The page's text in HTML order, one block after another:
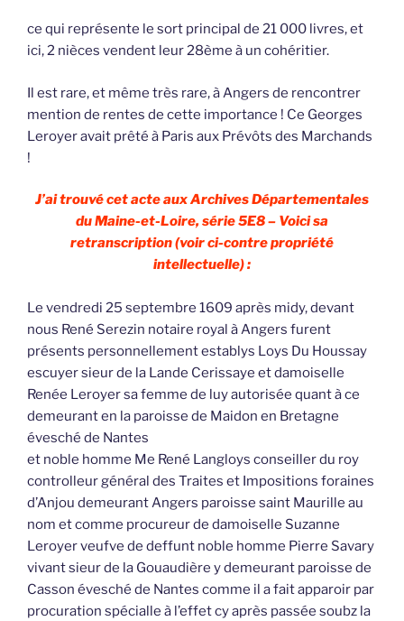
ce qui représente le sort principal de 21 000 livres, et
ici, 2 nièces vendent leur 28ème à un cohéritier.
Il est rare, et même très rare, à Angers de rencontrer
mention de rentes de cette importance ! Ce Georges
Leroyer avait prêté à Paris aux Prévôts des Marchands
!
J’ai trouvé cet acte aux Archives Départementales
du Maine-et-Loire, série 5E8 – Voici sa
retranscription (voir ci-contre propriété
intellectuelle) :
Le vendredi 25 septembre 1609 après midy, devant
nous René Serezin notaire royal à Angers furent
présents personnellement establys Loys Du Houssay
escuyer sieur de la Lande Cerissaye et damoiselle
Renée Leroyer sa femme de luy autorisée quant à ce
demeurant en la paroisse de Maidon en Bretagne
évesché de Nantes
et noble homme Me René Langloys conseiller du roy
controlleur général des Traites et Impositions foraines
d’Anjou demeurant Angers paroisse saint Maurille au
nom et comme procureur de damoiselle Suzanne
Leroyer veufve de deffunt noble homme Pierre Savary
vivant sieur de la Gouaudière y demeurant paroisse de
Casson évesché de Nantes comme il a fait apparoir par
procuration spécialle à l’effet cy après passée soubz la